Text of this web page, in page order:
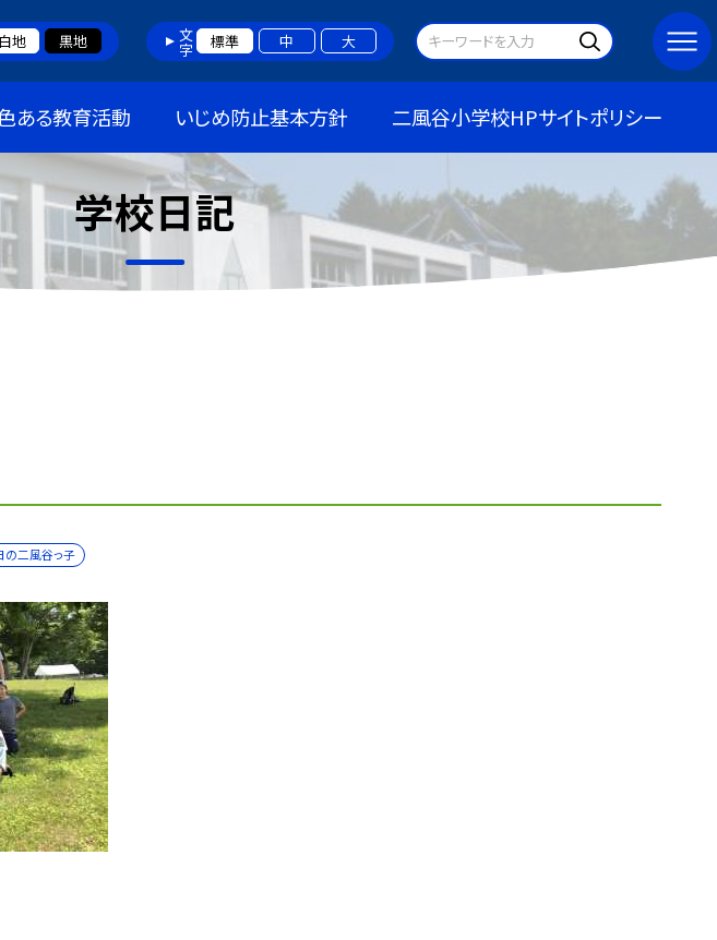
白地 黒地 文字 標準 中 大
ある教育活動 いじめ防止基本方針 二風谷小学校HPサイトポリシー
学校日記
の二風谷っ子